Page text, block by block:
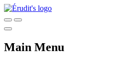
Main Menu